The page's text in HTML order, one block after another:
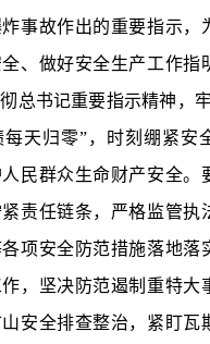
事故作出的重要指示，
、做好安全生产工作指
总书记重要指示精神，
天归零”，时刻绷紧安
民群众生命财产安全。
责任链条，严格监管执
项安全防范措施落地落
，坚决防范遏制重特大
安全排查整治，紧盯瓦